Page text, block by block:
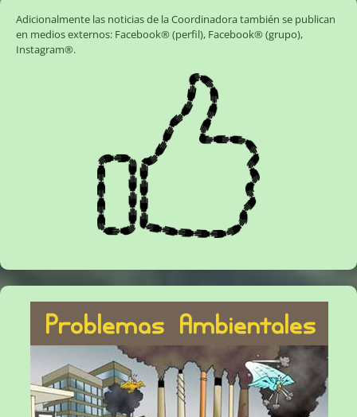
Adicionalmente las noticias de la Coordinadora también se publican
en medios externos: Facebook® (perfil), Facebook® (grupo),
Instagram®.